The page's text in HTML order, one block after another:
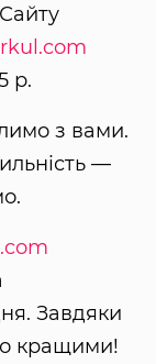
Сайту
р.
з вами.
—
Завдяки
кращими!